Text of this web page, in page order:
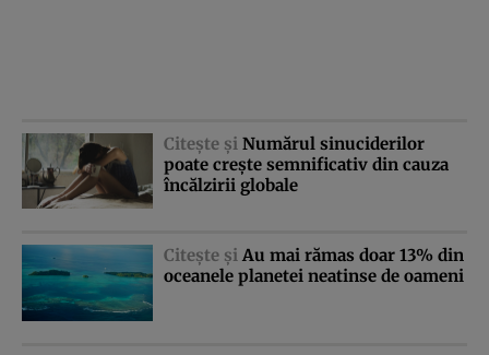
Citeşte şi Numărul sinuciderilor
poate creşte semnificativ din cauza
încălzirii globale
Citeşte şi Au mai rămas doar 13% din
oceanele planetei neatinse de oameni